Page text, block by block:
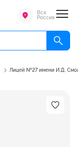
Вся
Россия
Лицей №27 имени И.Д.